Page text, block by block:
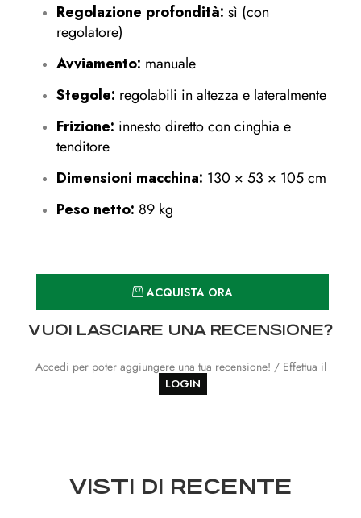
Regolazione profondità: sì (con
regolatore)
Avviamento: manuale
Stegole: regolabili in altezza e lateralmente
Frizione: innesto diretto con cinghia e
tenditore
Dimensioni macchina: 130 × 53 × 105 cm
Peso netto: 89 kg
ACQUISTA ORA
VUOI LASCIARE UNA RECENSIONE?
Accedi per poter aggiungere una tua recensione! / Effettua il
LOGIN
VISTI DI RECENTE